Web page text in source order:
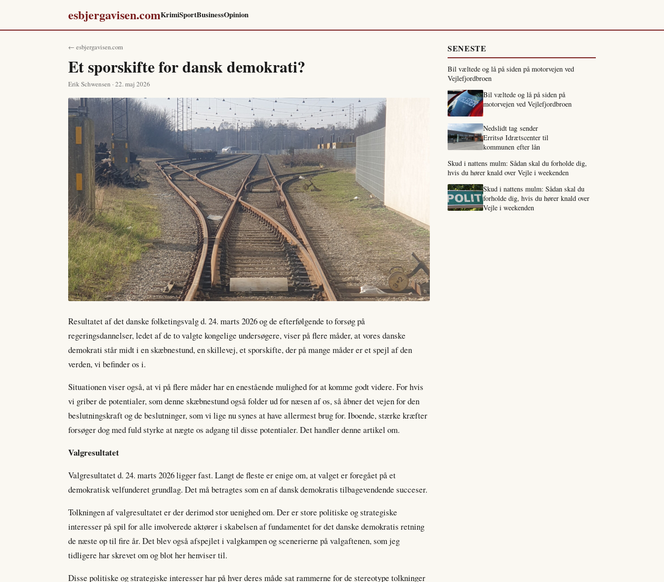
esbjergavisen.comKrimiSportBusinessOpinion
← esbjergavisen.com
Et sporskifte for dansk demokrati?
Erik Schwensen · 22. maj 2026
Resultatet af det danske folketingsvalg d. 24. marts 2026 og de efterfølgende to forsøg på
regeringsdannelser, ledet af de to valgte kongelige undersøgere, viser på flere måder, at vores danske
demokrati står midt i en skæbnestund, en skillevej, et sporskifte, der på mange måder er et spejl af den
verden, vi befinder os i.
Situationen viser også, at vi på flere måder har en enestående mulighed for at komme godt videre. For hvis
vi griber de potentialer, som denne skæbnestund også folder ud for næsen af os, så åbner det vejen for den
beslutningskraft og de beslutninger, som vi lige nu synes at have allermest brug for. Iboende, stærke kræfter
forsøger dog med fuld styrke at nægte os adgang til disse potentialer. Det handler denne artikel om.
Valgresultatet
Valgresultatet d. 24. marts 2026 ligger fast. Langt de fleste er enige om, at valget er foregået på et
demokratisk velfunderet grundlag. Det må betragtes som en af dansk demokratis tilbagevendende succeser.
Tolkningen af valgresultatet er der derimod stor uenighed om. Der er store politiske og strategiske
interesser på spil for alle involverede aktører i skabelsen af fundamentet for det danske demokratis retning
de næste op til fire år. Det blev også afspejlet i valgkampen og scenerierne på valgaftenen, som jeg
tidligere har skrevet om og blot her henviser til.
Disse politiske og strategiske interesser har på hver deres måde sat rammerne for de stereotype tolkninger
SENESTE
Bil væltede og lå på siden på motorvejen ved
Vejlefjordbroen
Bil væltede og lå på siden på
motorvejen ved Vejlefjordbroen
Nedslidt tag sender
Erritsø Idrætscenter til
kommunen efter lån
Skud i nattens mulm: Sådan skal du forholde dig,
hvis du hører knald over Vejle i weekenden
Skud i nattens mulm: Sådan skal du
forholde dig, hvis du hører knald over
Vejle i weekenden